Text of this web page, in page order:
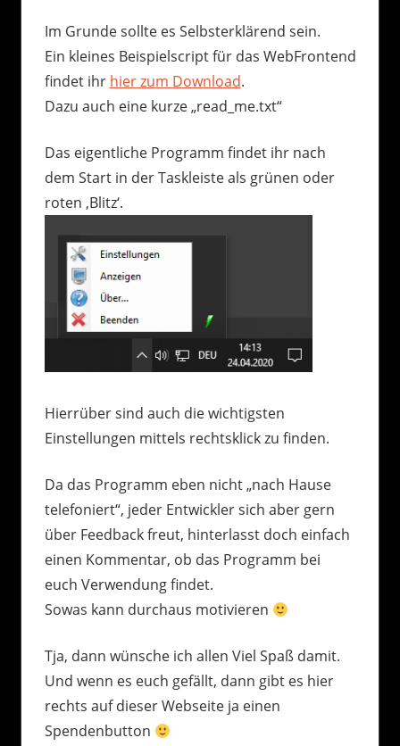
Im Grunde sollte es Selbsterklärend sein.
Ein kleines Beispielscript für das WebFrontend
findet ihr hier zum Download.
Dazu auch eine kurze „read_me.txt“
Das eigentliche Programm findet ihr nach
dem Start in der Taskleiste als grünen oder
roten ‚Blitz‘.
Hierrüber sind auch die wichtigsten
Einstellungen mittels rechtsklick zu finden.
Da das Programm eben nicht „nach Hause
telefoniert“, jeder Entwickler sich aber gern
über Feedback freut, hinterlasst doch einfach
einen Kommentar, ob das Programm bei
euch Verwendung findet.
Sowas kann durchaus motivieren
Tja, dann wünsche ich allen Viel Spaß damit.
Und wenn es euch gefällt, dann gibt es hier
rechts auf dieser Webseite ja einen
Spendenbutton